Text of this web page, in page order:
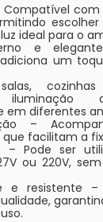
Compatível com
ideal para o
e
um
iluminação
em diferentes
–
facilitam a
– Pode ser
ou 220V,
e resistente –